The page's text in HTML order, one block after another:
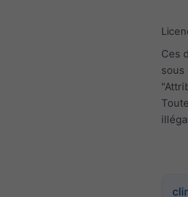
Ces
sous
Toute